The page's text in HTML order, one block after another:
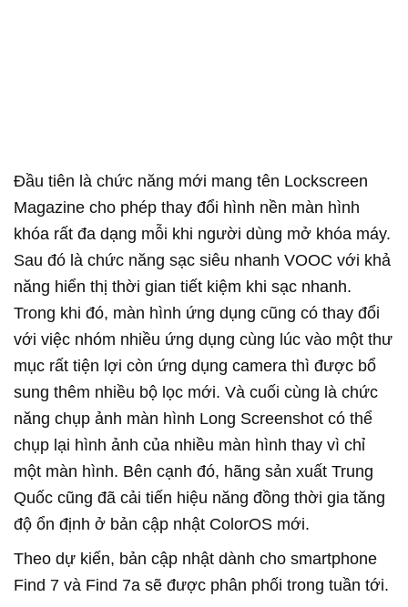
Đầu tiên là chức năng mới mang tên Lockscreen
Magazine cho phép thay đổi hình nền màn hình
khóa rất đa dạng mỗi khi người dùng mở khóa máy.
Sau đó là chức năng sạc siêu nhanh VOOC với khả
năng hiển thị thời gian tiết kiệm khi sạc nhanh.
Trong khi đó, màn hình ứng dụng cũng có thay đổi
với việc nhóm nhiều ứng dụng cùng lúc vào một thư
mục rất tiện lợi còn ứng dụng camera thì được bổ
sung thêm nhiều bộ lọc mới. Và cuối cùng là chức
năng chụp ảnh màn hình Long Screenshot có thể
chụp lại hình ảnh của nhiều màn hình thay vì chỉ
một màn hình. Bên cạnh đó, hãng sản xuất Trung
Quốc cũng đã cải tiến hiệu năng đồng thời gia tăng
độ ổn định ở bản cập nhật ColorOS mới.
Theo dự kiến, bản cập nhật dành cho smartphone
Find 7 và Find 7a sẽ được phân phối trong tuần tới.